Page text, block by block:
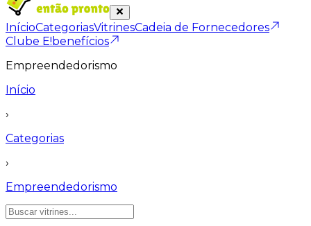
InícioCategoriasVitrinesCadeia de Fornecedores
Clube E!benefícios
Empreendedorismo
Início
›
Categorias
›
Empreendedorismo